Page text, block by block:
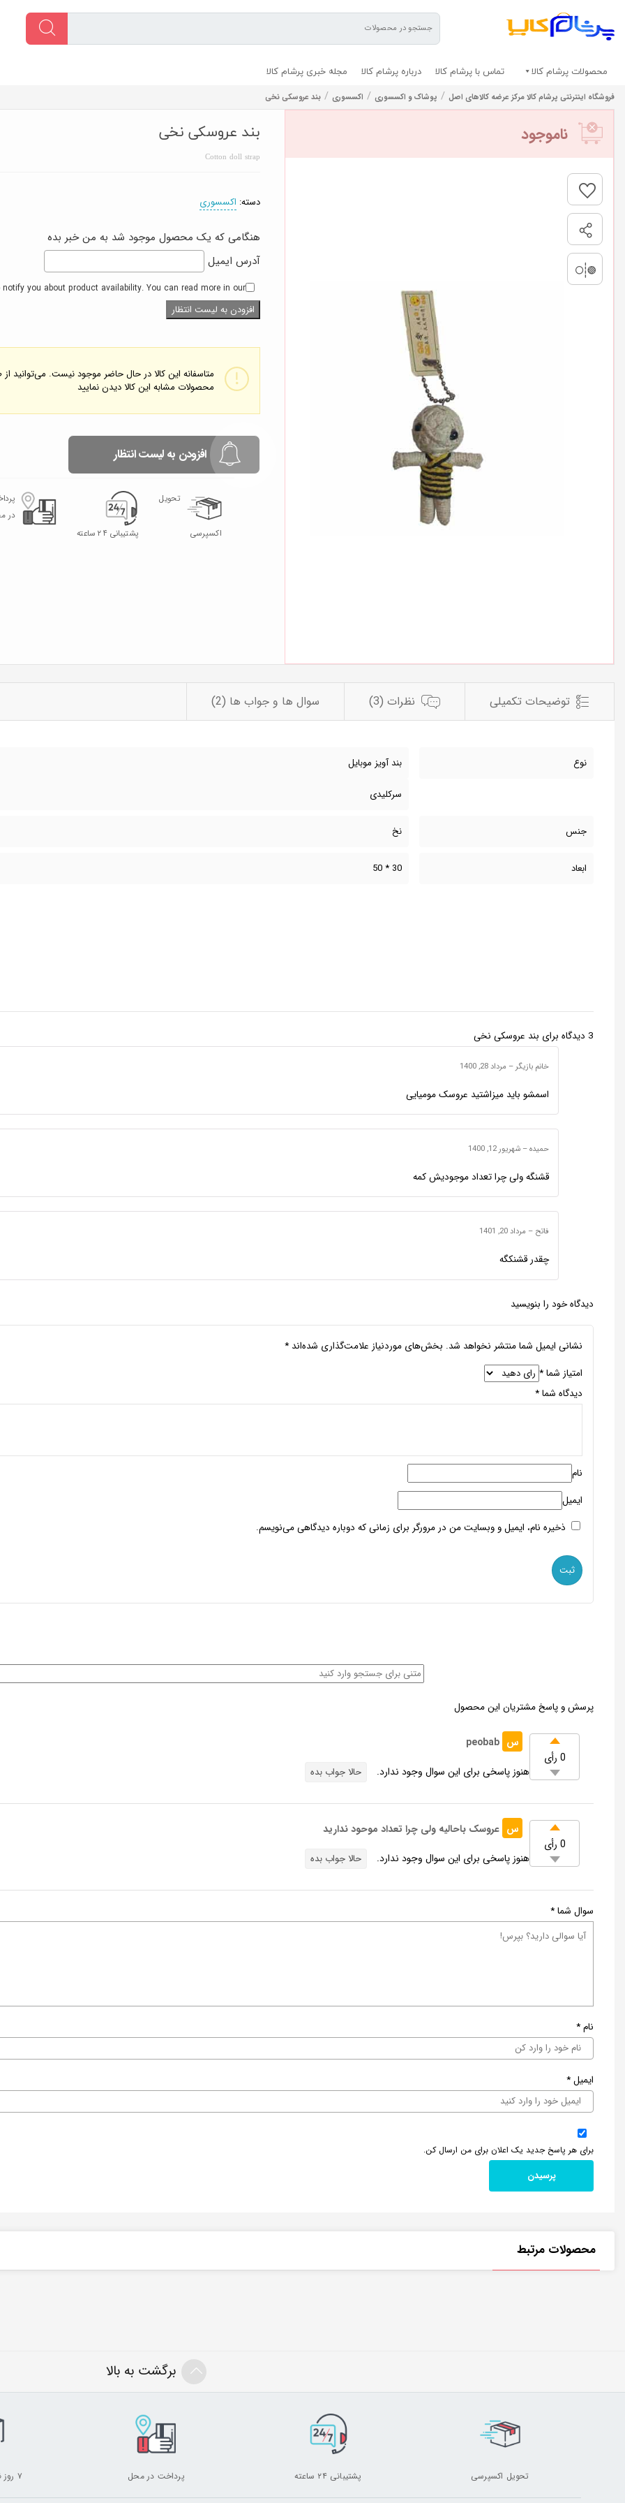
محصولات پرشام کالا تماس با پرشام کالا درباره پرشام کالا مجله خبری پرشام کالا
فروشگاه اینترنتی پرشام کالا مرکز عرضه کالاهای اصل / پوشاک و اکسسوری / اکسسوری / بند عروسکی نخی
ناموجود بند عروسکی نخی
Cotton doll strap
دسته: اکسسوری
هنگامی که یک محصول موجود شد به من خبر بده
آدرس ایمیل
you about product availability. You can read more in our
متاسفانه این کالا در حال حاضر موجود نیست. می‌توانید
محصولات مشابه این کالا دیدن نمایید
افزودن به لیست انتظار
تحویل
اکسپرسی پشتیبانی ۲۴ ساعته
در
توضیحات تکمیلی نظرات (3) سوال ها و جواب ها (2)
نوع بند آویز موبایل
سرکلیدی
جنس نخ
ابعاد 30 * 50
3 دیدگاه برای بند عروسکی نخی
خانم بازیگر– مرداد 28, 1400
اسمشو باید میزاشتید عروسک مومیایی
حمیده– شهریور 12, 1400
قشنگه ولی چرا تعداد موجودیش کمه
فاتح– مرداد 20, 1401
چقدر قشنکگه
دیدگاه خود را بنویسید
نشانی ایمیل شما منتشر نخواهد شد. بخش‌های موردنیاز علامت‌گذاری شده‌اند *
امتیاز شما*
دیدگاه شما*
نام
ایمیل
ذخیره نام، ایمیل و وبسایت من در مرورگر برای زمانی که دوباره دیدگاهی می‌نویسم.
پرسش و پاسخ مشتریان این محصول
0 رأی
س peobab
هنوز پاسخی برای این سوال وجود ندارد.
حالا جواب بده
0 رأی
س عروسک باحالیه ولی چرا تعداد موحود ندارید
هنوز پاسخی برای این سوال وجود ندارد.
حالا جواب بده
سوال شما*
نام*
ایمیل*
برای هر پاسخ جدید یک اعلان برای من ارسال کن.
محصولات مرتبط
برگشت به بالا
تحویل اکسپرسی پشتیبانی ۲۴ ساعته پرداخت در محل ۷ روز ضمانت بازگشت